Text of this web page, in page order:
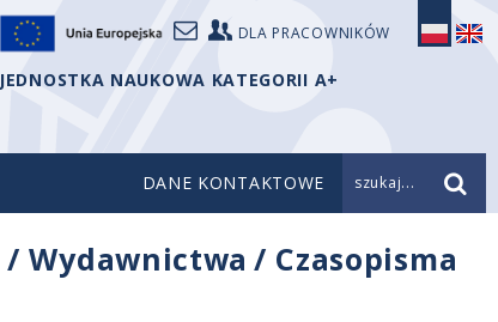
DLA PRACOWNIKÓW
JEDNOSTKA NAUKOWA KATEGORII A+
DANE KONTAKTOWE szukaj...
/Wydawnictwa / Czasopisma